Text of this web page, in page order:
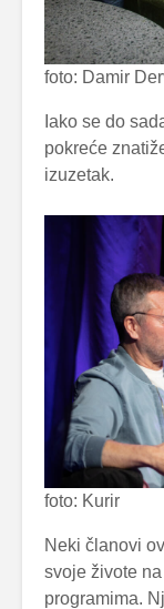
foto: Damir
Iako se do
pokreće
izuzetak.
foto: Kurir
Neki članovi
svoje živote
programima.